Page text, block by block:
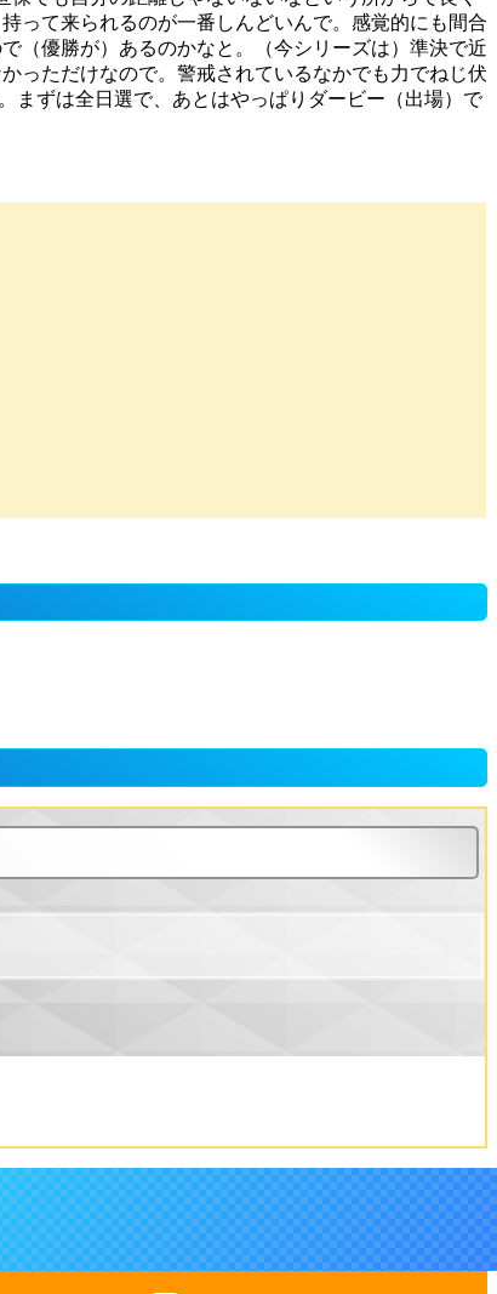
って来られるのが一番しんどいんで。感覚的にも間合
（優勝が）あるのかなと。（今シリーズは）準決で近
っただけなので。警戒されているなかでも力でねじ伏
まずは全日選で、あとはやっぱりダービー（出場）で